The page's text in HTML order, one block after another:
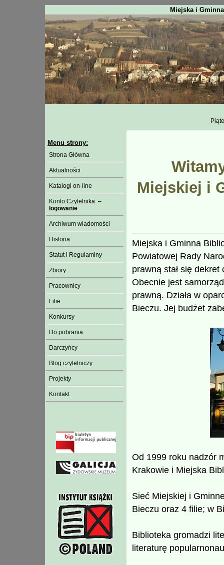
Miejska i
Menu strony:
Strona Główna
Aktualności
Katalogi on-line
Konto Czytelnika –
logowanie
Archiwum wiadomości
Historia
Statut i Regulaminy
Zbiory
Pracownicy
Filie
Konkursy
Do pobrania
Darczyńcy
Blog czytelniczy
Projekty
Kontakt
Miejskiej i
Miejska i Gminna
Powiatowej Rady
prawną stał się
Obecnie jest
prawną. Działa w
Bieczu. Jej budżet
Od 1999 roku nadzór
Krakowie i Miejska
Sieć Miejskiej i
Bieczu oraz 4 filie; w
Biblioteka gromadzi
literaturę